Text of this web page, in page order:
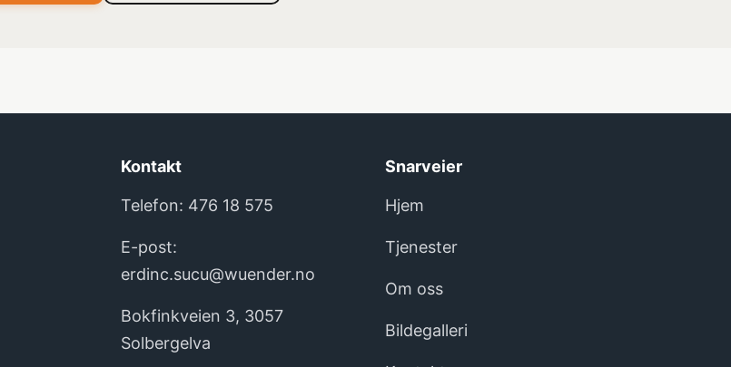
Kontakt
Telefon: 476 18 575
E-post:
erdinc.sucu@wuender.no
Bokfinkveien 3, 3057
Solbergelva
Snarveier
Hjem
Tjenester
Om oss
Bildegalleri